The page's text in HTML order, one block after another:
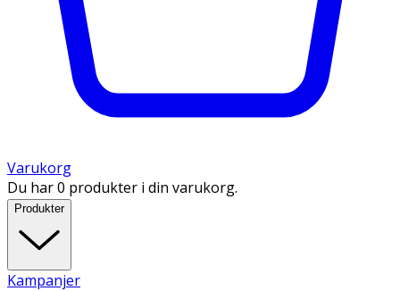
Varukorg
Du har 0 produkter i din varukorg.
Produkter
Kampanjer